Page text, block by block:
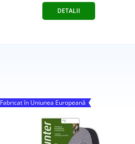
DETALII
Fabricat în Uniunea Europeană